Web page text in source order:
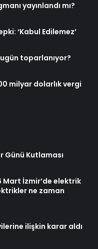
yayınlandı mı?
‘Kabul Edilemez’
toparlanıyor?
milyar dolarlık vergi
Günü Kutlaması
Mart İzmir’de elektrik
ne zaman
ilişkin karar aldı